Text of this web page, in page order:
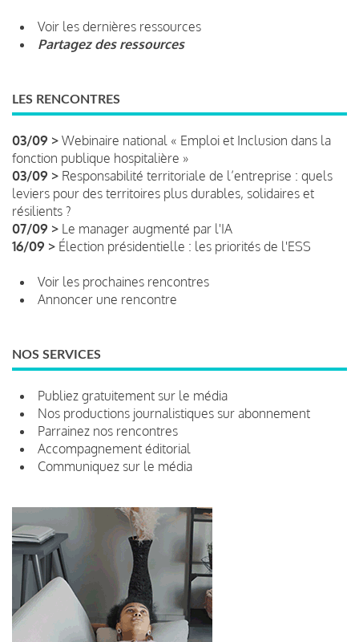
Voir les dernières ressources
Partagez des ressources
LES RENCONTRES
03/09 > Webinaire national « Emploi et Inclusion dans la
fonction publique hospitalière »
03/09 > Responsabilité territoriale de l’entreprise : quels
leviers pour des territoires plus durables, solidaires et
résilients ?
07/09 > Le manager augmenté par l'IA
16/09 > Élection présidentielle : les priorités de l'ESS
Voir les prochaines rencontres
Annoncer une rencontre
NOS SERVICES
Publiez gratuitement sur le média
Nos productions journalistiques sur abonnement
Parrainez nos rencontres
Accompagnement éditorial
Communiquez sur le média